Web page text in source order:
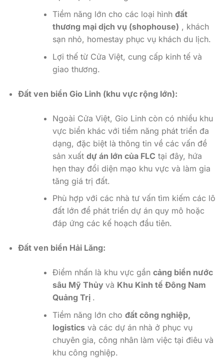
Tiềm năng lớn cho các loại hình đất
thương mại dịch vụ (shophouse) , khách
sạn nhỏ, homestay phục vụ khách du lịch.
Lợi thế từ Cửa Việt, cung cấp kinh tế và
giao thương.
Đất ven biển Gio Linh (khu vực rộng lớn):
Ngoài Cửa Việt, Gio Linh còn có nhiều khu
vực biển khác với tiềm năng phát triển đa
dạng, đặc biệt là thông tin về các vấn đề
sản xuất dự án lớn của FLC tại đây, hứa
hẹn thay đổi diện mạo khu vực và làm gia
tăng giá trị đất.
Phù hợp với các nhà tư vấn tìm kiếm các lô
đất lớn để phát triển dự án quy mô hoặc
đáp ứng các kế hoạch đầu tiên.
Đất ven biển Hải Lăng:
Điểm nhấn là khu vực gần cảng biển nước
sâu Mỹ Thủy và Khu Kinh tế Đông Nam
Quảng Trị .
Tiềm năng lớn cho đất công nghiệp,
logisticsvà các dự án nhà ở phục vụ
chuyên gia, công nhân làm việc tại điêu và
khu công nghiệp.